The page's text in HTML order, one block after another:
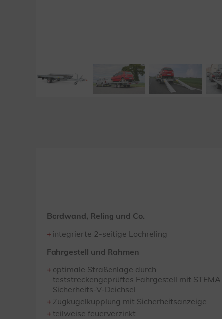
Bordwand, Reling und Co.
integrierte 2-seitige Lochreling
Fahrgestell und Rahmen
optimale Straßenlage durch
teststreckengeprüftes Fahrgestell mit STEMA
Sicherheits-V-Deichsel
Zugkugelkupplung mit Sicherheitsanzeige
teilweise feuerverzinkt